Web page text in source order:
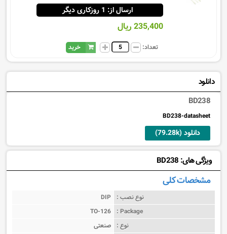
ارسال از: 1 روزکاری دیگر
235,400 ریال
تعداد: خرید
دانلود
BD238
BD238-datasheet
دانلود (79.28k)
ویژگی های: BD238
مشخصات کلی
نوع نصب : DIP
Package :
TO-126
نوع : صنعتی